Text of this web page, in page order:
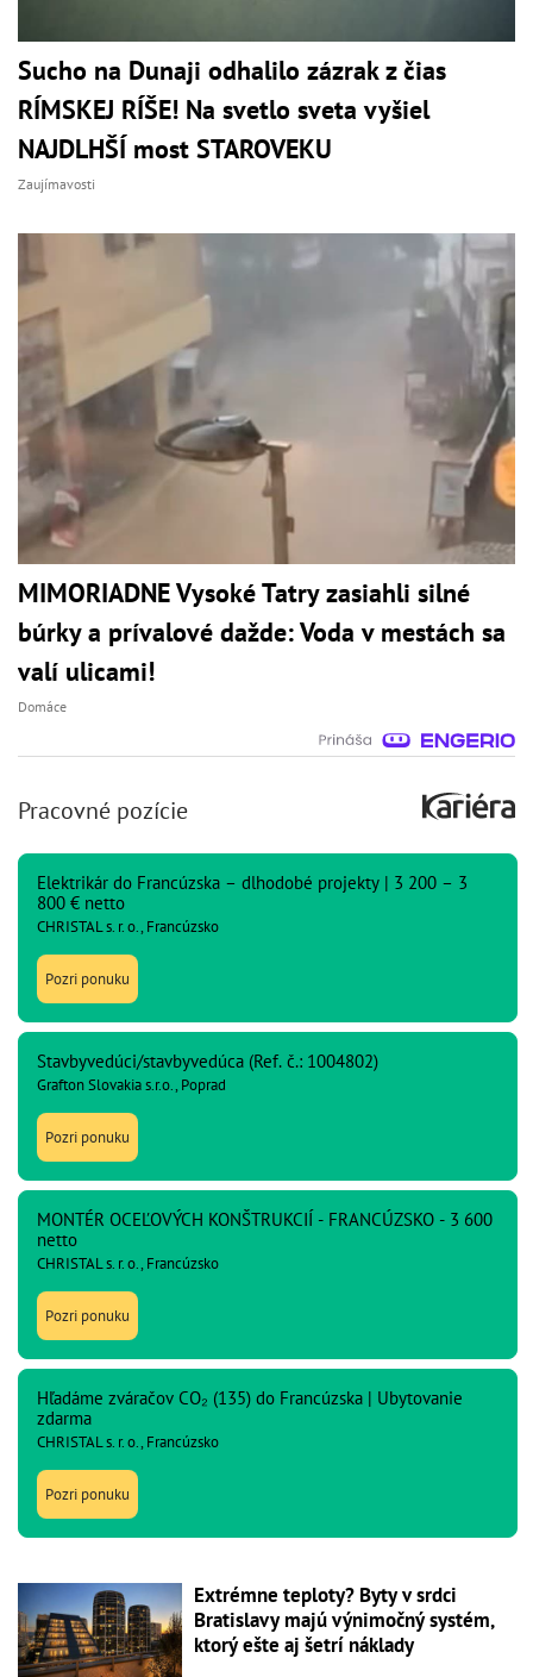
Sucho na Dunaji odhalilo zázrak z čias
RÍMSKEJ RÍŠE! Na svetlo sveta vyšiel
NAJDLHŠÍ most STAROVEKU
Zaujímavosti
MIMORIADNE Vysoké Tatry zasiahli silné
búrky a prívalové dažde: Voda v mestách sa
valí ulicami!
Domáce
Pracovné pozície
Elektrikár do Francúzska – dlhodobé projekty | 3 200 – 3
800 € netto
CHRISTAL s. r. o., Francúzsko
Pozri ponuku
Stavbyvedúci/stavbyvedúca (Ref. č.: 1004802)
Grafton Slovakia s.r.o., Poprad
Pozri ponuku
MONTÉR OCEĽOVÝCH KONŠTRUKCIÍ - FRANCÚZSKO - 3 600
netto
CHRISTAL s. r. o., Francúzsko
Pozri ponuku
Hľadáme zváračov CO₂ (135) do Francúzska | Ubytovanie
zdarma
CHRISTAL s. r. o., Francúzsko
Pozri ponuku
Extrémne teploty? Byty v srdci
Bratislavy majú výnimočný systém,
ktorý ešte aj šetrí náklady